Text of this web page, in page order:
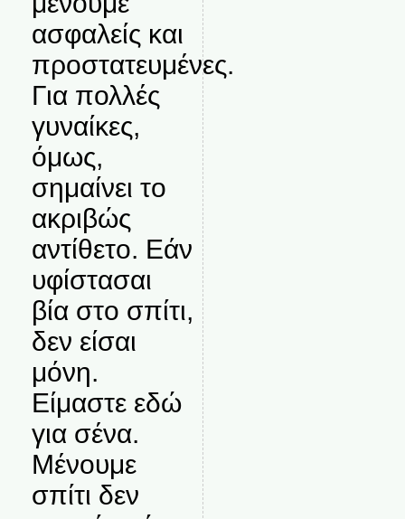
ασφαλείς και
προστατευμένες.
Για πολλές
γυναίκες,
όμως,
σημαίνει το
ακριβώς
αντίθετο. Εάν
υφίστασαι
βία στο σπίτι,
δεν είσαι
μόνη.
Είμαστε εδώ
για σένα.
Μένουμε
σπίτι δεν